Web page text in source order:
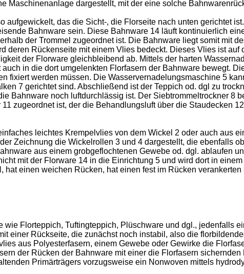
Maschinenanlage dargestellt, mit der eine solche
aufgewickelt, das die Sicht-, die Florseite nach unten gerichtet
Bahnware sein. Diese Bahnware 14 läuft kontinuierlich
der Trommel zugeordnet ist. Die Bahnware liegt somit mit
deren Rückenseite mit einem Vlies bedeckt. Dieses Vlies ist
der Florware gleichbleibend ab. Mittels der harten
in die dort umgelenkten Florfasern der Bahnware bewegt.
fixiert werden müssen. Die Wasservernadelungsmaschine 5
7 gerichtet sind. Abschließend ist der Teppich od. dgl zu
Bahnware noch luftdurchlässig ist. Der Siebtrommeltrockner 8
zugeordnet ist, der die Behandlungsluft über die Staudecken
leichtes Krempelvlies von dem Wickel 2 oder auch aus
Zeichnung die Wickelrollen 3 und 4 dargestellt, die ebenfalls
aus einem grobgeflochtenen Gewebe od. dgl. ablaufen
mit der Florware 14 in die Einrichtung 5 und wird dort in
einen weichen Rücken, hat einen fest im Rücken
Florteppich, Tuftingteppich, Plüschware und dgl., jedenfalls
einer Rückseite, die zunächst noch instabil, also die
aus Polyesterfasern, einem Gewebe oder Gewirke die
der Rücken der Bahnware mit einer die Florfasern
Primärträgers vorzugsweise ein Nonwoven mittels